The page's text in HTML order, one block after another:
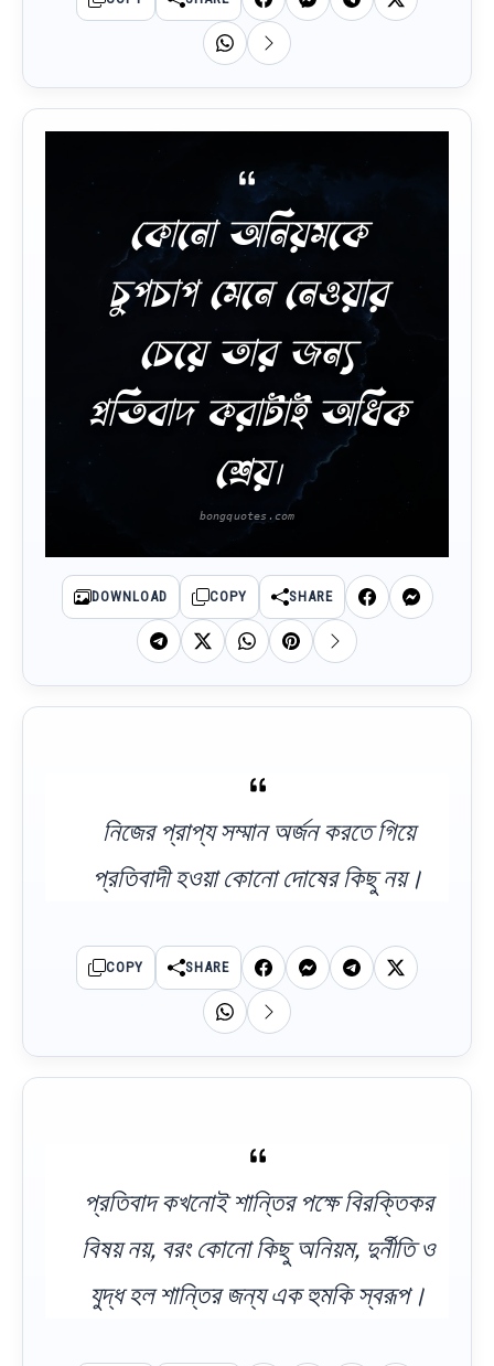
কোনো অনিয়মকে
চুপচাপ মেনে নেওয়ার
চেয়ে তার জন্য
প্রতিবাদ করাটাই অধিক
শ্রেয়।
DOWNLOAD COPY SHARE
নিজের প্রাপ্য সম্মান অর্জন করতে গিয়ে
প্রতিবাদী হওয়া কোনো দোষের কিছু নয়।
COPY SHARE
প্রতিবাদ কখনোই শান্তির পক্ষে বিরক্তিকর
বিষয় নয়, বরং কোনো কিছু অনিয়ম, দুর্নীতি ও
যুদ্ধ হল শান্তির জন্য এক হুমকি স্বরূপ।